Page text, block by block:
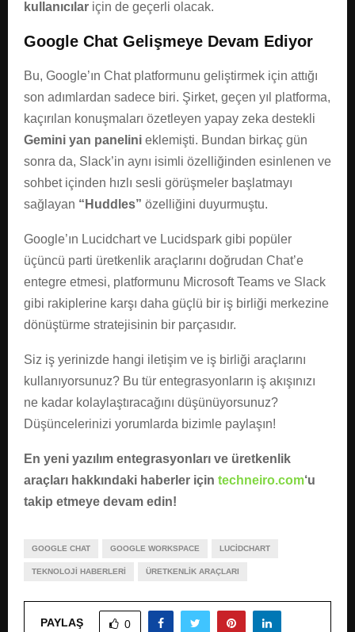
kullanıcılar için de geçerli olacak.
Google Chat Gelişmeye Devam Ediyor
Bu, Google’ın Chat platformunu geliştirmek için attığı
son adımlardan sadece biri. Şirket, geçen yıl platforma,
kaçırılan konuşmaları özetleyen yapay zeka destekli
Gemini yan panelini eklemişti. Bundan birkaç gün
sonra da, Slack’in aynı isimli özelliğinden esinlenen ve
sohbet içinden hızlı sesli görüşmeler başlatmayı
sağlayan “Huddles” özelliğini duyurmuştu.
Google’ın Lucidchart ve Lucidspark gibi popüler
üçüncü parti üretkenlik araçlarını doğrudan Chat’e
entegre etmesi, platformunu Microsoft Teams ve Slack
gibi rakiplerine karşı daha güçlü bir iş birliği merkezine
dönüştürme stratejisinin bir parçasıdır.
Siz iş yerinizde hangi iletişim ve iş birliği araçlarını
kullanıyorsunuz? Bu tür entegrasyonların iş akışınızı
ne kadar kolaylaştıracağını düşünüyorsunuz?
Düşüncelerinizi yorumlarda bizimle paylaşın!
En yeni yazılım entegrasyonları ve üretkenlik
araçları hakkındaki haberler için techneiro.com‘u
takip etmeye devam edin!
GOOGLE CHAT GOOGLE WORKSPACE LUCIDCHART
TEKNOLOJI HABERLERI ÜRETKENLIK ARAÇLARI
PAYLAŞ 0